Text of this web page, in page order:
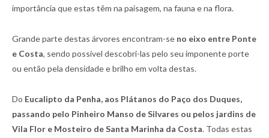
importância que estas têm na paisagem, na fauna e na flora.
Grande parte destas árvores encontram-se no eixo entre Ponte
e Costa, sendo possível descobri-las pelo seu imponente porte
ou então pela densidade e brilho em volta destas.
Do Eucalipto da Penha, aos Plátanos do Paço dos Duques,
passando pelo Pinheiro Manso de Silvares ou pelos jardins de
Vila Flor e Mosteiro de Santa Marinha da Costa. Todas estas